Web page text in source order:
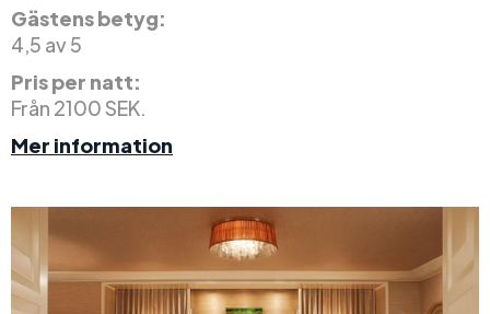
Gästens betyg:
4,5 av 5
Pris per natt:
Från 2100 SEK.
Mer information